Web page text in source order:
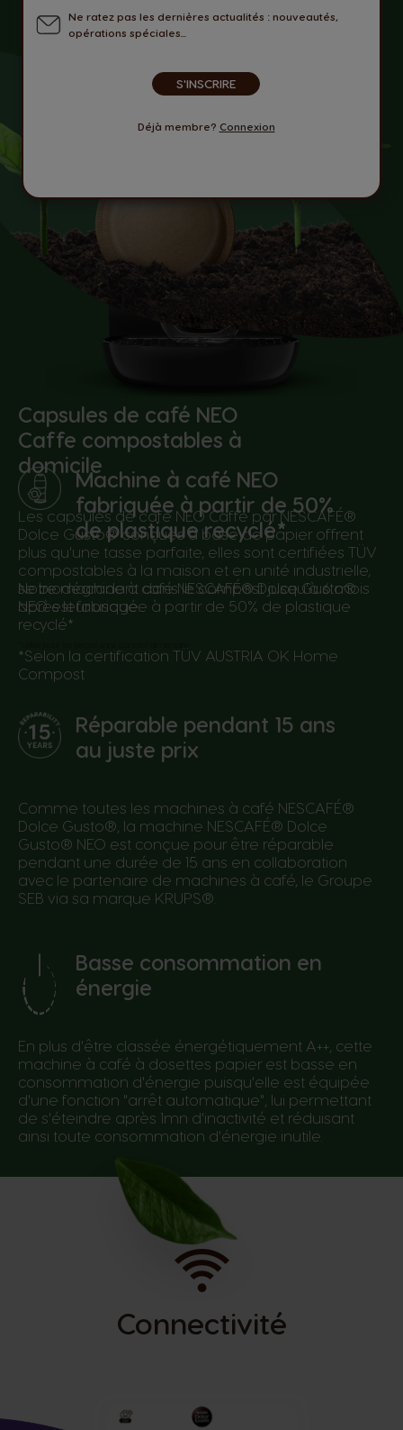
Capsules de café NEO
Caffe compostables à
domicile
Les capsules de café NEO Caffe par NESCAFÉ®
Dolce Gusto® conçues à base de papier offrent
plus qu'une tasse parfaite, elles sont certifiées TÜV
compostables à la maison et en unité industrielle,
se biodégradant dans le compost jusqu'à 6 mois
après leur usage.
*Selon la certification TÜV AUSTRIA OK Home
Compost
Machine à café NEO
fabriquée à partir de 50%
de plastique recyclé*
Notre machine à café NESCAFÉ® Dolce Gusto®
NEO est fabriquée à partir de 50% de plastique
recyclé*
Réparable pendant 15 ans
au juste prix
Comme toutes les machines à café NESCAFÉ®
Dolce Gusto®, la machine NESCAFÉ® Dolce
Gusto® NEO est conçue pour être réparable
pendant une durée de 15 ans en collaboration
avec le partenaire de machines à café, le Groupe
SEB via sa marque KRUPS®.
Basse consommation en
énergie
En plus d'être classée énergétiquement A++, cette
machine à café à dosettes papier est basse en
consommation d'énergie puisqu'elle est équipée
d'une fonction "arrêt automatique", lui permettant
de s'éteindre après 1mn d'inactivité et réduisant
ainsi toute consommation d'énergie inutile.
Connectivité
Ne ratez pas les dernières actualités : nouveautés,
opérations spéciales...
S'INSCRIRE
Déjà membre? Connexion